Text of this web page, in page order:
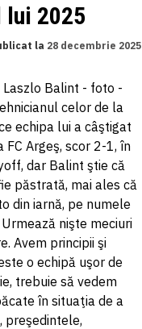
2025
la 28 decembrie 2025
Balint - foto -
celor de la
echipa lui a câştigat
Argeş, scor 2-1, în
dar Balint ştie că
păstrată, mai ales că
din iarnă, pe numele
nişte meciuri
Avem principii şi
o echipă uşor de
trebuie să vedem
în situaţia de a
preşedintele,